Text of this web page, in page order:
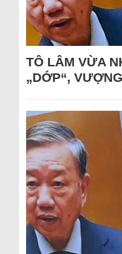
TÔ LÂM VỪA
„DỚP“,